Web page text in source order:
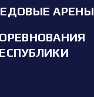
АРЕНЫ